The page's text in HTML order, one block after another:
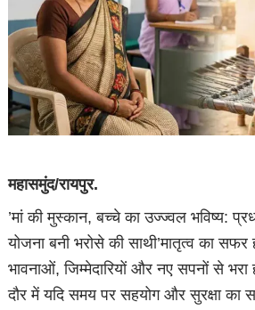
महासमुंद/रायपुर.
’मां की मुस्कान, बच्चे का उज्ज्वल भविष्य:
योजना बनी भरोसे की साथी’मातृत्व का सफर
भावनाओं, जिम्मेदारियों और नए सपनों से भरा
दौर में यदि समय पर सहयोग और सुरक्षा का